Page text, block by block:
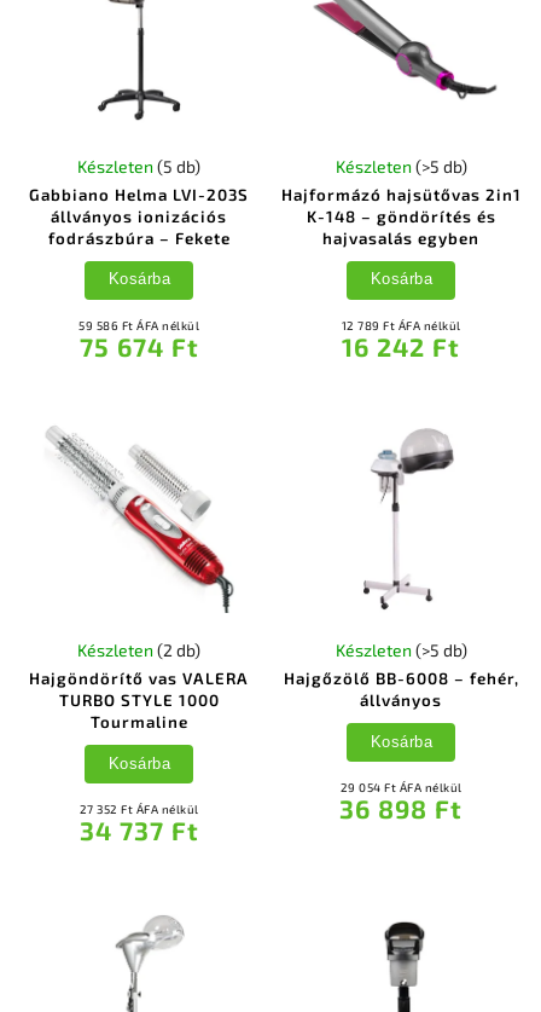
Gabbiano Helma LVI-203S
állványos ionizációs
fodrászbúra – Fekete
Készleten(5 db)
59 586 Ft ÁFA nélkül
75 674 Ft
Kosárba
Hajformázó hajsütővas 2in1
K-148 – göndörítés és
hajvasalás egyben
Készleten (>5 db)
12 789 Ft ÁFA nélkül
16 242 Ft
Kosárba
Hajgöndörítő vas VALERA
TURBO STYLE 1000
Tourmaline
Készleten(2 db)
27 352 Ft ÁFA nélkül
34 737 Ft
Kosárba
Hajgőzölő BB-6008 – fehér,
állványos
Készleten (>5 db)
29 054 Ft ÁFA nélkül
36 898 Ft
Kosárba